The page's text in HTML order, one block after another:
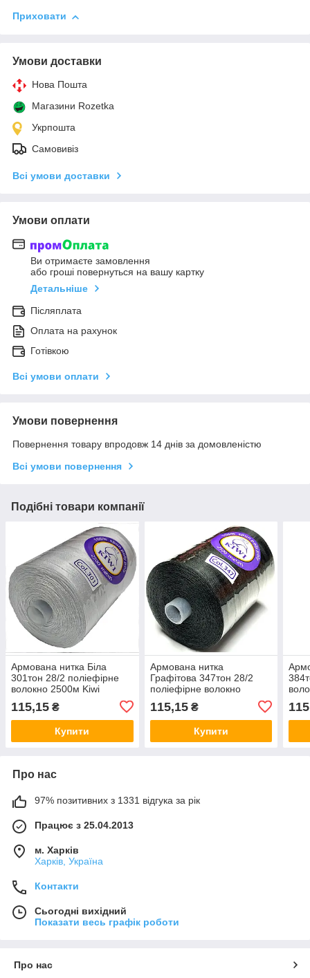
Приховати
Умови доставки
Нова Пошта
Магазини Rozetka
Укрпошта
Самовивіз
Всі умови доставки
Умови оплати
Ви отримаєте замовлення
або гроші повернуться на вашу картку
Детальніше
Післяплата
Оплата на рахунок
Готівкою
Всі умови оплати
Умови повернення
Повернення товару впродовж 14 днів за домовленістю
Всі умови повернення
Подібні товари компанії
Армована нитка Біла
301тон 28/2 поліефірне
волокно 2500м Kiwi
115,15 ₴
Купити
Армована нитка
Графітова 347тон 28/2
поліефірне волокно
115,15₴
Купити
Про нас
97% позитивних з 1331 відгука за рік
Працює з 25.04.2013
м. Харків
Харків, Україна
Контакти
Сьогодні вихідний
Показати весь графік роботи
Про нас